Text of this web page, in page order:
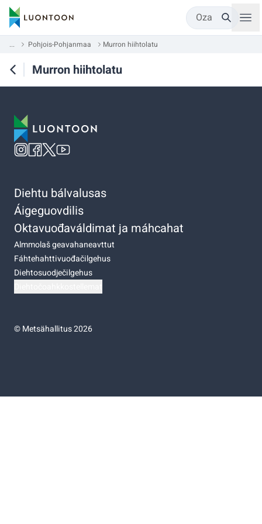
Oza
... Pohjois-Pohjanmaa Murron hiihtolatu
Murron hiihtolatu
Diehtu bálvalusas
Áigeguovdilis
Oktavuođaváldimat ja máhcahat
Almmolaš geavahaneavttut
Fáhtehahttivuođačilgehus
Diehtosuodječilgehus
©Metsähallitus 2026